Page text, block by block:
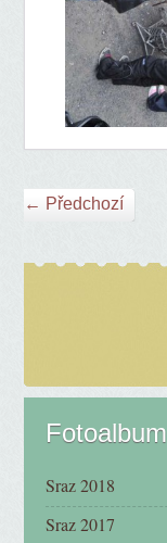
← Předchozí
Fotoalbum
Sraz 2018
Sraz 2017